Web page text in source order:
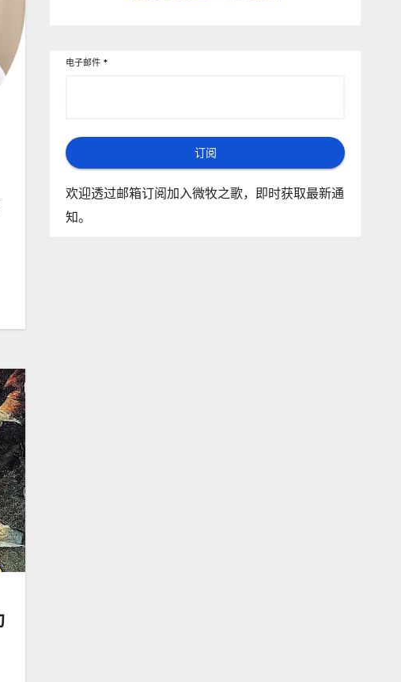
电子邮件 *
订阅
欢迎透过邮箱订阅加入微牧之歌，即时获取最新通
知。